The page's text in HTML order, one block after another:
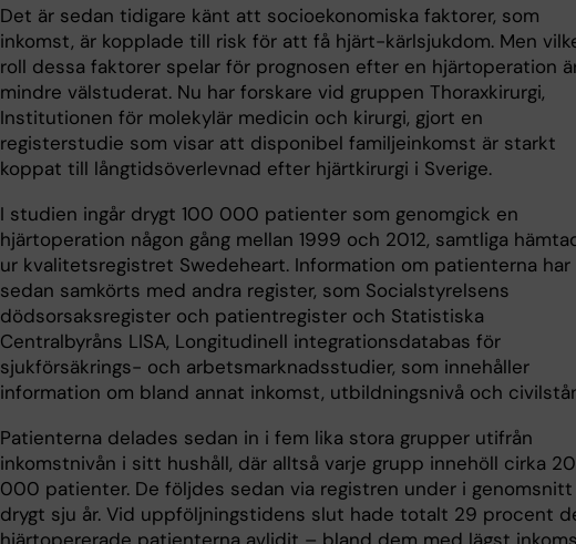
Det är sedan tidigare känt att socioekonomiska faktorer, som
inkomst, är kopplade till risk för att få hjärt-kärlsjukdom. Men
roll dessa faktorer spelar för prognosen efter en hjärtoperation
mindre välstuderat. Nu har forskare vid gruppen Thoraxkirurgi,
Institutionen för molekylär medicin och kirurgi, gjort en
registerstudie som visar att disponibel familjeinkomst är starkt
koppat till långtidsöverlevnad efter hjärtkirurgi i Sverige.
I studien ingår drygt 100 000 patienter som genomgick en
hjärtoperation någon gång mellan 1999 och 2012, samtliga
ur kvalitetsregistret Swedeheart. Information om patienterna har
sedan samkörts med andra register, som Socialstyrelsens
dödsorsaksregister och patientregister och Statistiska
Centralbyråns LISA, Longitudinell integrationsdatabas för
sjukförsäkrings- och arbetsmarknadsstudier, som innehåller
information om bland annat inkomst, utbildningsnivå och
Patienterna delades sedan in i fem lika stora grupper utifrån
inkomstnivån i sitt hushåll, där alltså varje grupp innehöll cirka 20
000 patienter. De följdes sedan via registren under i genomsnitt
drygt sju år. Vid uppföljningstidens slut hade totalt 29 procent